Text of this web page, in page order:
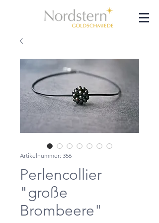
Artikelnummer: 356
Perlencollier
"große
Brombeere"